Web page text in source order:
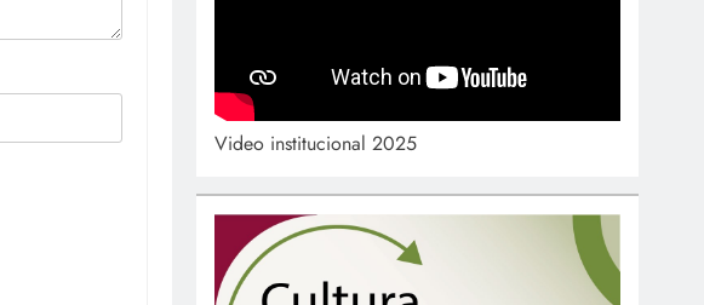
Video institucional 2025